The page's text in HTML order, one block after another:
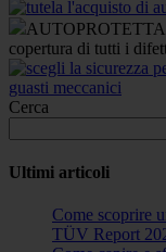
AUTOPROTETTA
copertura di tutti i
Cerca
Ultimi articoli
Come scoprire
TÜV Report